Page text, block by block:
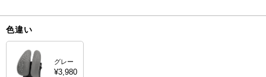
色違い
グレー
¥3,980